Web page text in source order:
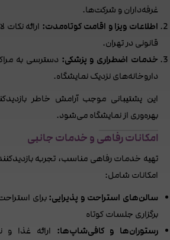
غرفه‌داران و شرکت‌ها.
اطلاعات ویزا و اقامت کوتاه‌مدت: ارائه نکات
قانونی در تهران.
خدمات اضطراری و پزشکی: دسترسی به
داروخانه‌های نزدیک نمایشگاه.
این پشتیبانی موجب آرامش خاطر
بهره‌وری از نمایشگاه می‌شود.
امکانات رفاهی و خدمات جانبی
تهیه خدمات رفاهی مناسب، تجربه
امکانات شامل:
سالن‌های استراحت و پذیرایی:برای
برگزاری جلسات کوتاه
رستوران‌ها و کافی‌شاپ‌ها: ارائه غذا